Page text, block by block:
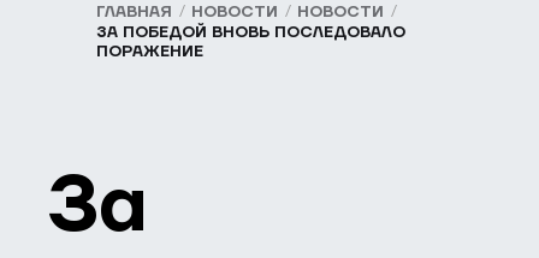
ГЛАВНАЯ НОВОСТИ
НОВОСТИ
ЗА ПОБЕДОЙ ВНОВЬ ПОСЛЕДОВАЛО
ПОРАЖЕНИЕ
За